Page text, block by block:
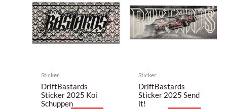
Sticker
DriftBastards
Sticker 2025 Koi
Schuppen
Sticker
DriftBastards
Sticker 2025 Send
it!